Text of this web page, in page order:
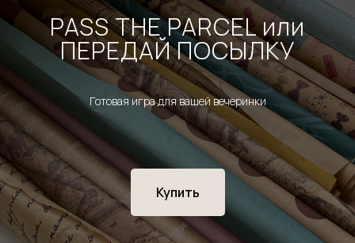
PASS THE PARCEL или
ПЕРЕДАЙ ПОСЫЛКУ
Готовая игра для вашей вечеринки
Купить